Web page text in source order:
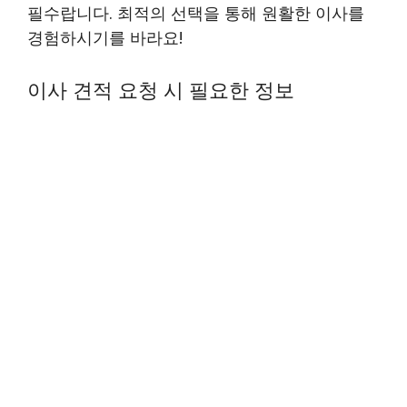
필수랍니다. 최적의 선택을 통해 원활한 이사를
경험하시기를 바라요!
이사 견적 요청 시 필요한 정보